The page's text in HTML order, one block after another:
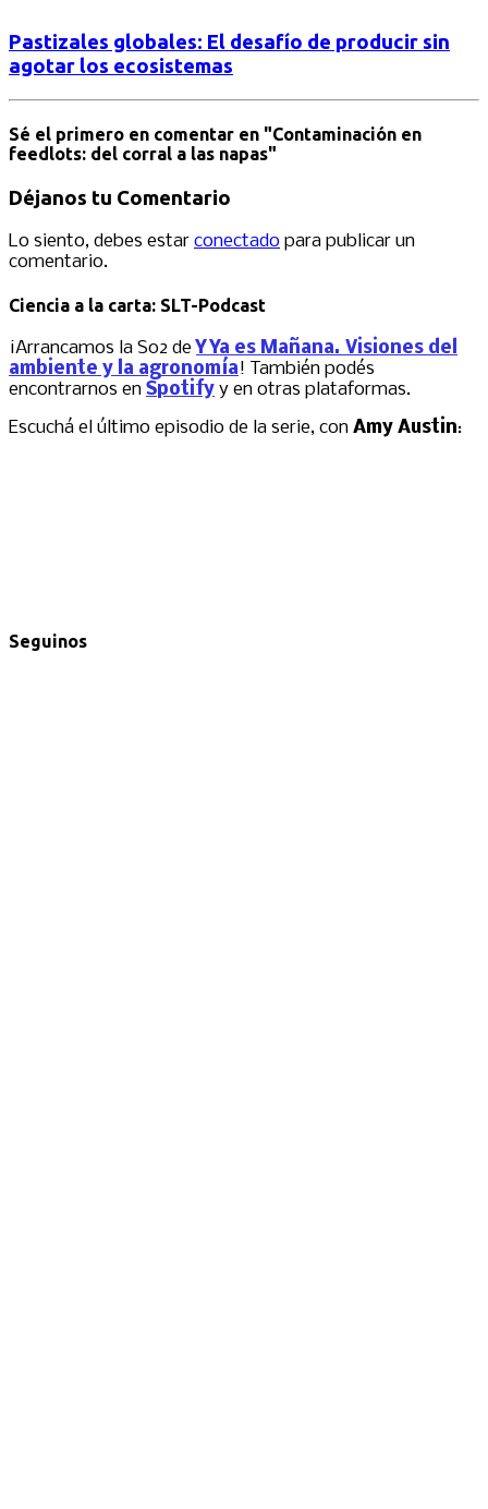
Pastizales globales: El desafío de producir sin
agotar los ecosistemas
Sé el primero en comentar en "Contaminación en
feedlots: del corral a las napas"
Déjanos tu Comentario
Lo siento, debes estar conectado para publicar un
comentario.
Ciencia a la carta: SLT-Podcast
¡Arrancamos la S02 de Y Ya es Mañana. Visiones del
ambiente y la agronomía! También podés
encontrarnos en Spotify y en otras plataformas.
Escuchá el último episodio de la serie, con Amy Austin:
Seguinos